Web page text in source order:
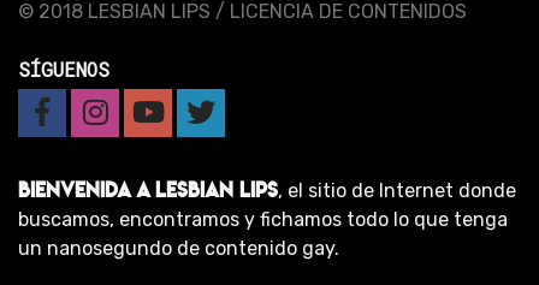
© 2018 LESBIAN LIPS / LICENCIA DE CONTENIDOS
SÍGUENOS
BIENVENIDA A LESBIAN LIPS, el sitio de Internet donde
buscamos, encontramos y fichamos todo lo que tenga
un nanosegundo de contenido gay.